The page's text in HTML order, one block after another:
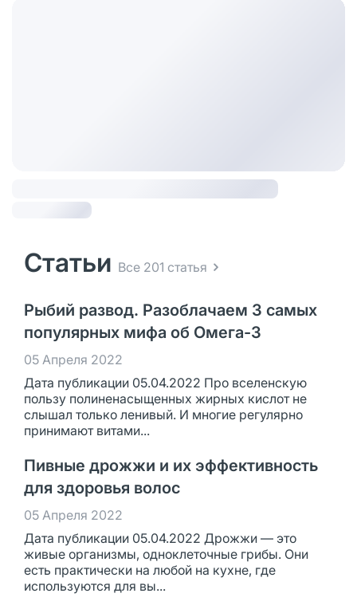
Статьи Все 201 статья
Рыбий развод. Разоблачаем 3 самых
популярных мифа об Омега-3
05 Апреля 2022
Дата публикации 05.04.2022 Про вселенскую
пользу полиненасыщенных жирных кислот не
слышал только ленивый. И многие регулярно
принимают витами...
Пивные дрожжи и их эффективность
для здоровья волос
05 Апреля 2022
Дата публикации 05.04.2022 Дрожжи — это
живые организмы, одноклеточные грибы. Они
есть практически на любой на кухне, где
используются для вы...